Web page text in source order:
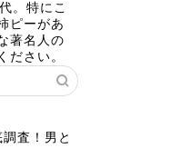
。特にこ
ピーがあ
著名人の
ださい。
査！男と